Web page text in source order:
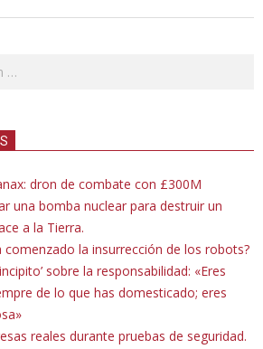
dron de combate con £300M
una bomba nuclear para destruir un
a la Tierra.
comenzado la insurrección de los robots?
sobre la responsabilidad: «Eres
de lo que has domesticado; eres
reales durante pruebas de seguridad.